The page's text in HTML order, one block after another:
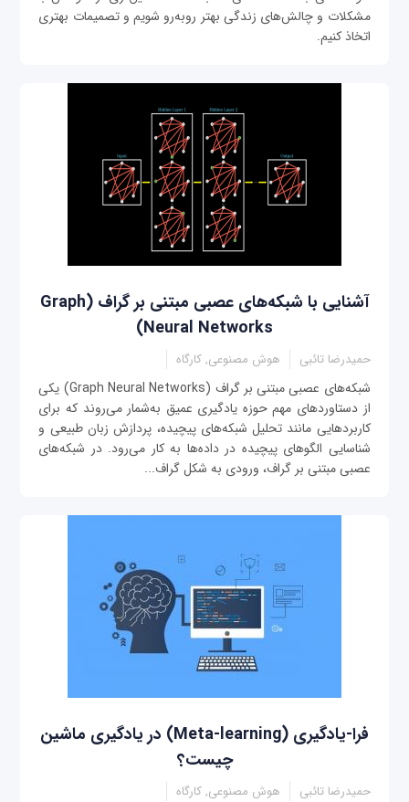
مشکلات و چالش‌های زندگی بهتر روبه‌رو شویم و تصمیمات بهتری
اتخاذ کنیم.
آشنایی با شبکه‌های عصبی مبتنی بر گراف (Graph
Neural Networks)
حمیدرضا تائبی هوش مصنوعی, کارگاه
شبکه‌های عصبی مبتنی بر گراف (Graph Neural Networks) یکی
از دستاوردهای مهم حوزه یادگیری عمیق به‌شمار می‌روند که برای
کاربردهایی مانند تحلیل شبکه‌های پیچیده، پردازش زبان طبیعی و
شناسایی الگوهای پیچیده در داده‌ها به کار می‌رود. در شبکه‌های
عصبی مبتنی بر گراف، ورودی به شکل گراف...
فرا-یادگیری (Meta-learning) در یادگیری ماشین
چیست؟
حمیدرضا تائبی هوش مصنوعی, کارگاه